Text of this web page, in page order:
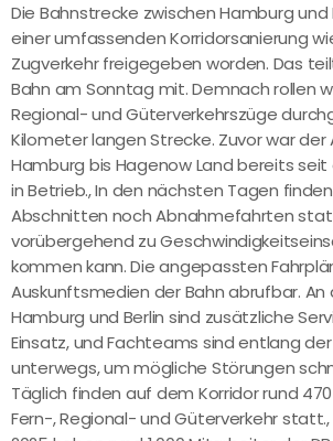
Die Bahnstrecke zwischen Hamburg und
einer umfassenden Korridorsanierung
Zugverkehr freigegeben worden. Das
Bahn am Sonntag mit. Demnach rollen
Regional- und Güterverkehrszüge
Kilometer langen Strecke. Zuvor war
Hamburg bis Hagenow Land bereits seit
in Betrieb., In den nächsten Tagen
Abschnitten noch Abnahmefahrten
vorübergehend zu
kommen kann. Die angepassten
Auskunftsmedien der Bahn abrufbar. An
Hamburg und Berlin sind zusätzliche
Einsatz, und Fachteams sind entlang
unterwegs, um mögliche Störungen
Täglich finden auf dem Korridor rund
Fern-, Regional- und Güterverkehr